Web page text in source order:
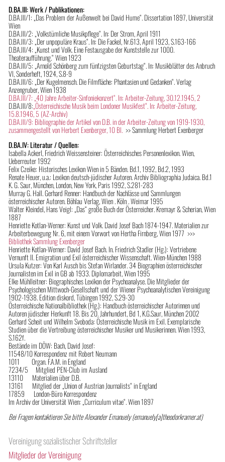
D.BA.III: Werk / Publikationen:
D.BA.III/1: „Das Problem der Außenwelt bei David Hume“. Dissertation 1897, Universität
Wien
D.BA.III/2: „Volkstümliche Musikpflege“. In: Der Strom, April 1911
D.BA.III/3: „Der unpopuläre Kraus“. In: Die Fackel, Nr.613, April 1923, S.163-166
D.BA.III/4: „Kunst und Volk. Eine Festausgabe der Kunststelle zur 1000.
Theateraufführung.“ Wien 1923
D.BA.III/5: „Arnold Schönberg zum fünfzigsten Geburtstag“. In: Musikblätter des Anbruch
VI, Sonderheft, 1924, S.8-9
D.BA.III/6: „Der Kugelmensch. Die Filmfläche: Phantasien und Gedanken“. Verlag
Anzengruber, Wien 1938
D.BA.III/7: „40 Jahre Arbeiter-Sinfoniekonzert“. In: Arbeiter-Zeitung, 30.12.1945, 2
D.BA.III/8:„Österreichische Musik beim Londoner Musikfest“. In: Arbeiter-Zeitung,
15.8.1946, 5 (AZ-Archiv)
D.BA.III/9: Bibliographie der Artikel von D.B. in der Arbeiter-Zeitung von 1919-1930,
zusammengestellt von Herbert Exenberger, 10 Bl.>> Sammlung Herbert Exenberger
D.BA.IV: Literatur / Quellen:
Isabella Ackerl, Friedrich Weissensteiner: Österreichisches Personenlexikon. Wien,
Ueberreuter 1992
Felix Czeike: Historisches Lexikon Wien in 5 Bänden. Bd.1, 1992, Bd.2, 1993
Renate Heuer, u.a.: Lexikon deutsch-jüdischer Autoren. Archiv Bibliographia Judaica. Bd.1
K. G. Saur, München, London, New York, Paris 1992, S.281-283
Murray G. Hall. Gerhard Renner: Handbuch der Nachlässe und Sammlungen
österreichischer Autoren. Böhlau Verlag, Wien . Köln . Weimar 1995
Walter Kleindel, Hans Veigl: „Das“ große Buch der Österreicher. Kremayr & Scherian, Wien
1887
Henriette Kotlan-Werner: Kunst und Volk. David Josef Bach 1874-1947. Materialien zur
Arbeiterbewegung Nr. 6, mit einem Vorwort von Hertha Firnberg, Wien 1977 >>>
Bibliothek Sammlung Exenberger
Henriette Kotlan-Werner: David Josef Bach. In. Friedrich Stadler (Hg.): Vertriebene
Vernunft II. Emigration und Exil österreichischer Wissenschaft. Wien-München 1988
Ursula Kutzer: Von Karl Ausch bis Stefan Wirlander. 34 Biographien österreichischer
Journalisten im Exil in GB ab 1933. Diplomarbeit, Wien 1995
Elke Mühlleitner: Biographisches Lexikon der Psychoanalyse. Die Mitglieder der
Psychologischen Mittwoch-Gesellschaft und der Wiener Psychoanalytischen Vereinigung
1902-1938. Edition diskord, Tübingen 1992, S.29-30
Österreichische Nationalbibliothek (Hg.): Handbuch österreichischer Autorinnen und
Autoren jüdischer Herkunft 18. Bis 20. Jahrhundert, Bd 1, K.G.Saur, München 2002
Gerhard Scheit und Wilhelm Svoboda: Österreichische Musik im Exil. Exemplarische
Studien über die Vertreibung österreichischer Musiker und Musikerinnen. Wien 1993,
S.162f.
Bestände im DÖW: Bach, David Josef:
11548/10 Korrespondenz mit Robert Neumann
1011 Organ. F.A.M. in England
7234/5 Mitglied PEN-Club im Ausland
13110 Materialien über D.B.
13161 Mitglied der „Union of Austrian Journalists“ in England
17859 London-Büro Korrespondenz
Im Archiv der Universität Wien: „Curriculum vitae“. Wien 1897
Bei Fragen kontaktieren Sie bitte Alexander Emanuely (emanuely[a]theodorkramer.at)
Vereinigung sozialistischer Schriftsteller
Mitglieder der Vereinigung